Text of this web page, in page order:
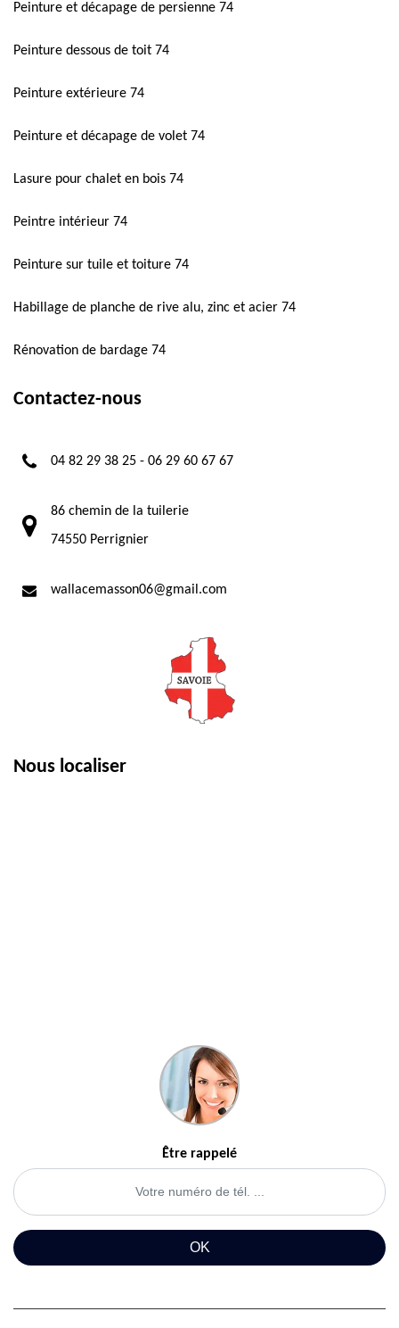
Peinture et décapage de persienne 74
Peinture dessous de toit 74
Peinture extérieure 74
Peinture et décapage de volet 74
Lasure pour chalet en bois 74
Peintre intérieur 74
Peinture sur tuile et toiture 74
Habillage de planche de rive alu, zinc et acier 74
Rénovation de bardage 74
Contactez-nous
04 82 29 38 25 - 06 29 60 67 67
86 chemin de la tuilerie
74550 Perrignier
wallacemasson06@gmail.com
Nous localiser
Être rappelé